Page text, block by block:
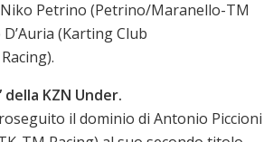
Petrino (Petrino/Maranello-TM
(Karting Club
KZN Under.
il dominio di Antonio Piccioni